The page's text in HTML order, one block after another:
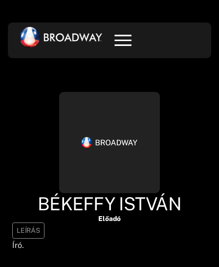
BÉKEFFY ISTVÁN
Előadó
LEÍRÁS
Író.